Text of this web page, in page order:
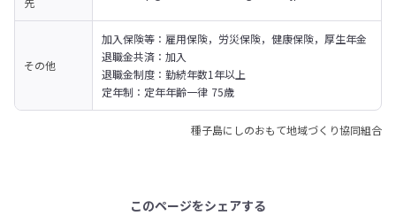
その他
加入保険等：雇用保険，労災保険，健康保険，厚生年金
退職金共済：加入
退職金制度：勤続年数1年以上
定年制：定年年齢一律 75歳
種子島にしのおもて地域づくり協同組合
このページをシェアする